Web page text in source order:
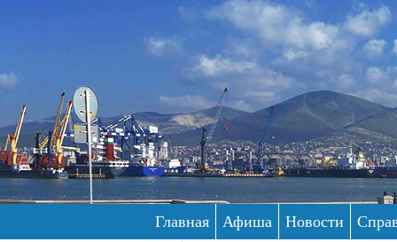
Главная Афиша Новости